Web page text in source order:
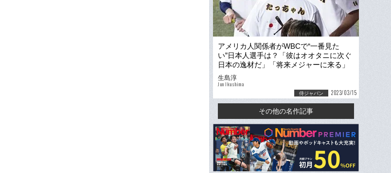
アメリカ人関係者がWBCで“一番見た
い”日本人選手は？「彼はオオタニに次ぐ
日本の逸材だ」「将来メジャーに来る」
米国記者は侍ジャパンをこう報じた
生島淳
Jun Ikushima
侍ジャパン 2023/03/15
その他の名作記事